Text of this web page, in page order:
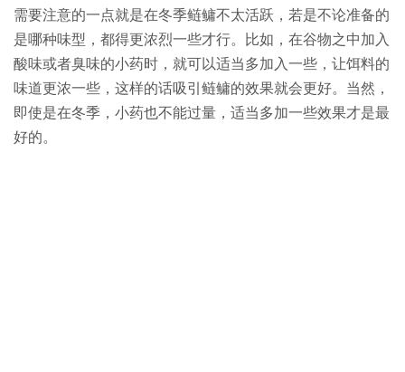
需要注意的一点就是在冬季鲢鳙不太活跃，若是不论准备的
是哪种味型，都得更浓烈一些才行。比如，在谷物之中加入
酸味或者臭味的小药时，就可以适当多加入一些，让饵料的
味道更浓一些，这样的话吸引鲢鳙的效果就会更好。当然，
即使是在冬季，小药也不能过量，适当多加一些效果才是最
好的。